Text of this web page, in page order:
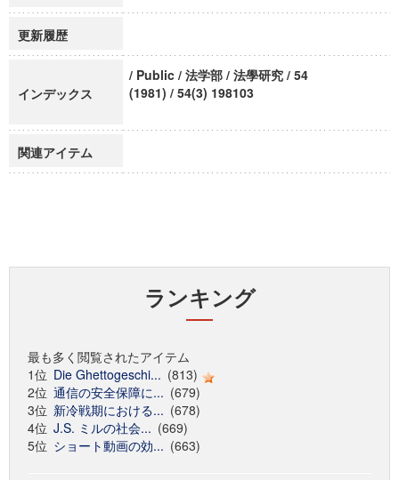
更新履歴
インデックス
/ Public / 法学部 / 法學研究 / 54
(1981) / 54(3) 198103
関連アイテム
ランキング
最も多く閲覧されたアイテム
1位 Die Ghettogeschi... (813)
2位 通信の安全保障に... (679)
3位 新冷戦期における... (678)
4位 J.S. ミルの社会... (669)
5位 ショート動画の効... (663)